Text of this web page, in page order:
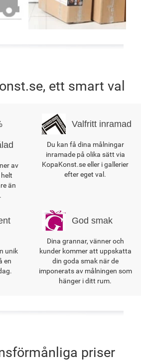
ett smart val
av
än
Valfritt inramad
Du kan få dina målningar
inramade på olika sätt via
KopaKonst.se eller i gallerier
efter eget val.
unik
en
God smak
Dina grannar, vänner och
kunder kommer att uppskatta
din goda smak när de
imponerats av målningen som
hänger i ditt rum.
priser